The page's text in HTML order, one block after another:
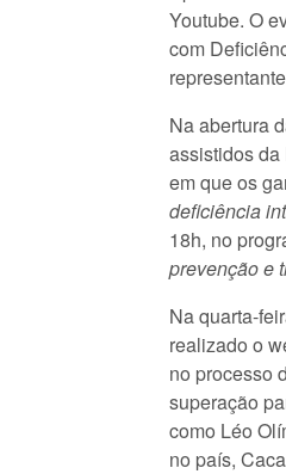
Youtube. O
com
Na abertura
assistidos da
em que os
deficiência
18h, no
prevenção e
Na quarta-
realizado o
no processo
superação
como Léo
no país,